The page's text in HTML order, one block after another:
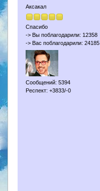
Аксакал
Спасибо
-> Вы поблагодарили: 12358
-> Вас поблагодарили: 24185
Сообщений: 5394
Респект: +3833/-0